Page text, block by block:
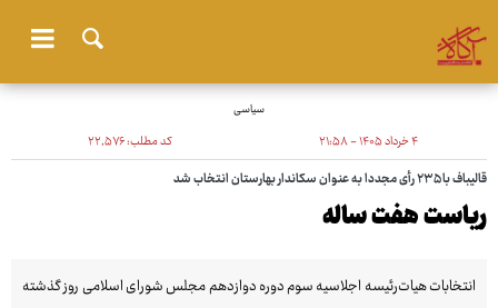
سیاسی
۴ خرداد ۱۴۰۵ - ۲۱:۵۸ کد مطلب:۲۲٬۵۷۶
قالیباف با ۲۳۵ رأی مجددا به عنوان سکاندار بهارستان انتخاب شد
ریاست هفت ساله
انتخابات هیات‌رئیسه اجلاسیه سوم دوره دوازدهم مجلس شورای اسلامی روز گذشته